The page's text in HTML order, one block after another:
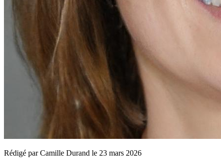
Rédigé par Camille Durand le 23 mars 2026